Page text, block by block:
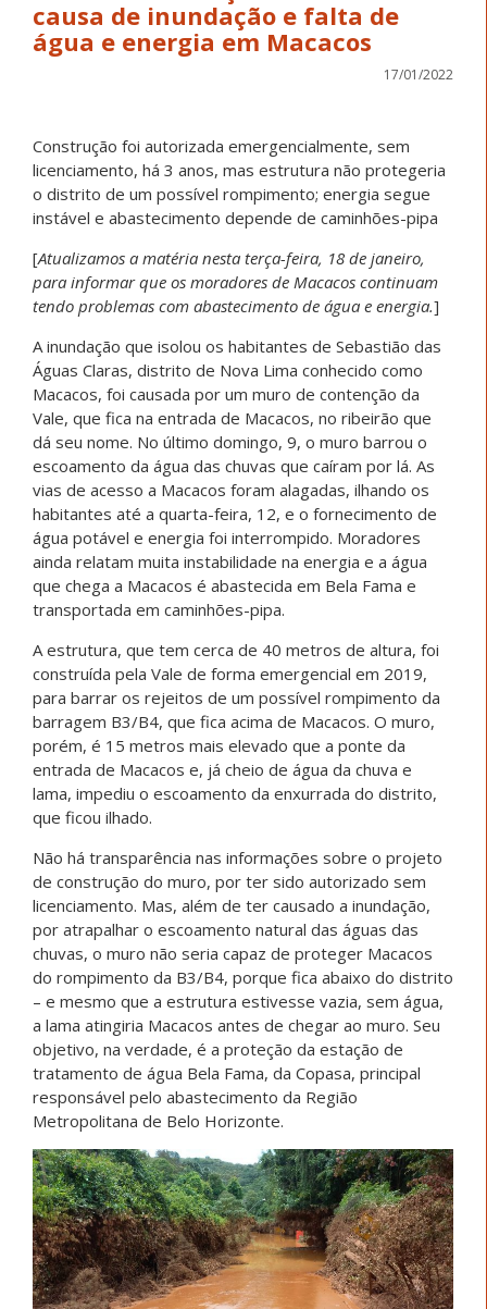
causa de inundação e falta de
água e energia em Macacos
17/01/2022
Construção foi autorizada emergencialmente, sem
licenciamento, há 3 anos, mas estrutura não protegeria
o distrito de um possível rompimento; energia segue
instável e abastecimento depende de caminhões-pipa
[Atualizamos a matéria nesta terça-feira, 18 de janeiro,
para informar que os moradores de Macacos continuam
tendo problemas com abastecimento de água e energia.]
A inundação que isolou os habitantes de Sebastião das
Águas Claras, distrito de Nova Lima conhecido como
Macacos, foi causada por um muro de contenção da
Vale, que fica na entrada de Macacos, no ribeirão que
dá seu nome. No último domingo, 9, o muro barrou o
escoamento da água das chuvas que caíram por lá. As
vias de acesso a Macacos foram alagadas, ilhando os
habitantes até a quarta-feira, 12, e o fornecimento de
água potável e energia foi interrompido. Moradores
ainda relatam muita instabilidade na energia e a água
que chega a Macacos é abastecida em Bela Fama e
transportada em caminhões-pipa.
A estrutura, que tem cerca de 40 metros de altura, foi
construída pela Vale de forma emergencial em 2019,
para barrar os rejeitos de um possível rompimento da
barragem B3/B4, que fica acima de Macacos. O muro,
porém, é 15 metros mais elevado que a ponte da
entrada de Macacos e, já cheio de água da chuva e
lama, impediu o escoamento da enxurrada do distrito,
que ficou ilhado.
Não há transparência nas informações sobre o projeto
de construção do muro, por ter sido autorizado sem
licenciamento. Mas, além de ter causado a inundação,
por atrapalhar o escoamento natural das águas das
chuvas, o muro não seria capaz de proteger Macacos
do rompimento da B3/B4, porque fica abaixo do distrito
– e mesmo que a estrutura estivesse vazia, sem água,
a lama atingiria Macacos antes de chegar ao muro. Seu
objetivo, na verdade, é a proteção da estação de
tratamento de água Bela Fama, da Copasa, principal
responsável pelo abastecimento da Região
Metropolitana de Belo Horizonte.